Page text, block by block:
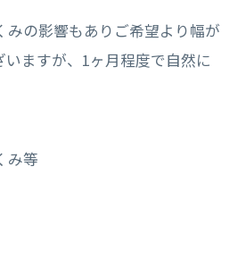
みの影響もありご希望より幅が
ますが、1ヶ月程度で自然に
み等